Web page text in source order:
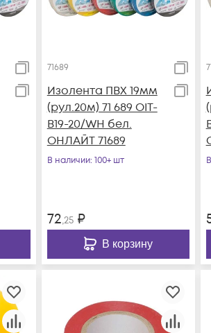
71689
Изолента ПВХ 19мм
(рул.20м) 71 689 OIT-
B19-20/WH бел.
ОНЛАЙТ 71689
В наличии: 100+ шт
72,25₽
В корзину